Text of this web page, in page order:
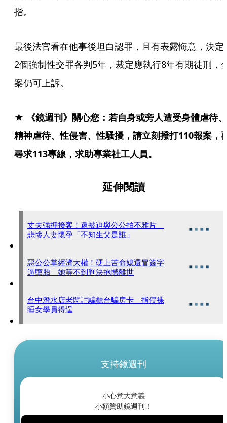
指。
最後法官看在他事後坦白認罪，且有表露悔意，決定
2個強制性交罪各判5年，裁定應執行8年有期徒刑，
案仍可上訴。
★ 《鏡週刊》關心您：若自身或旁人遭受身體虐待、
精神虐待、性侵害、性騷擾，請立刻撥打110報案，
尋求113專線，求助專業社工人員。
延伸閱讀
丈夫強押接客！還被迫與公公拍不雅片
悲慘人妻懷孕「不知生父是誰」
惡公公掌經濟大權！硬上苦命媳還冒簽字
逼墮胎 她等不到判決抱憾離世
台中潛水店老闆誆騙櫃台騙房卡 指侵裸
睡女學員得逞
支持鏡週刊
小心意大意義
小額贊助鏡週刊！